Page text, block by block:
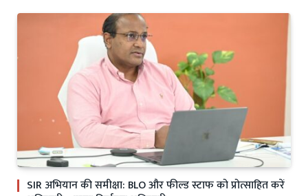
SIR अभियान की समीक्षा: BLO और फील्ड स्टाफ को प्रोत्साहित करें